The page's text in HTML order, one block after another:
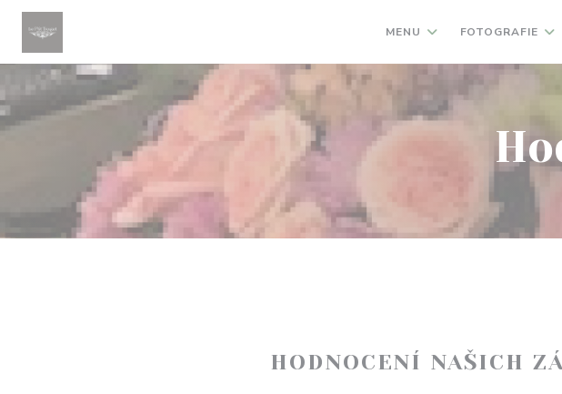
Panel pro správu cookies
MENU FOTOGRAFIE
HODNOCENÍ NAŠICH